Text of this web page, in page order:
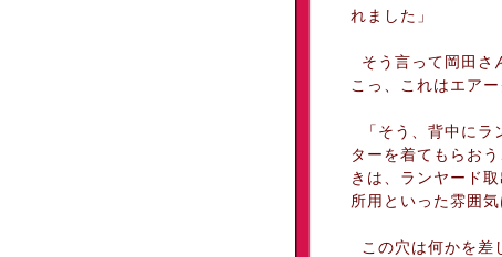
れました」
そう言って岡田さ
こっ、これはエア
「そう、背中にラ
ターを着てもらお
きは、ランヤード
所用といった雰囲
この穴は何かを差